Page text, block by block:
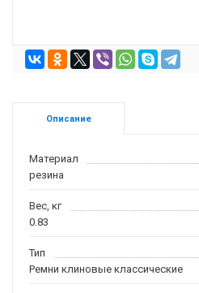
Описание
Материал
резина
Вес, кг
0.83
Тип
Ремни клиновые классические